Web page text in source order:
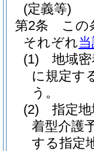
(定義等)
第2条
この
それぞれ
(1)
地域
に規定す
う。
(2)
指定
着型介護
する指定